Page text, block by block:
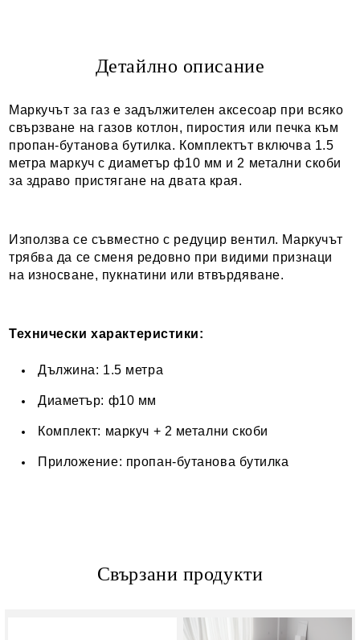
Ние ще се свържем с вас в рамките на работния ден.
Детайлно описание
Маркучът за газ е задължителен аксесоар при всяко
свързване на газов котлон, пиростия или печка към
пропан-бутанова бутилка. Комплектът включва 1.5
метра маркуч с диаметър ф10 мм и 2 метални скоби
за здраво пристягане на двата края.
Използва се съвместно с редуцир вентил. Маркучът
трябва да се сменя редовно при видими признаци
на износване, пукнатини или втвърдяване.
Технически характеристики:
Дължина: 1.5 метра
Диаметър: ф10 мм
Комплект: маркуч + 2 метални скоби
Приложение: пропан-бутанова бутилка
Свързани продукти